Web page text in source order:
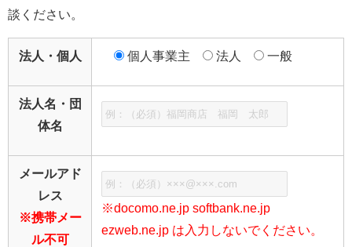
談ください。
法人・個人 個人事業主 法人 一般
法人名・団
体名
メールアド
レス
※携帯メー
ル不可
※docomo.ne.jp softbank.ne.jp
ezweb.ne.jp は入力しないでください。